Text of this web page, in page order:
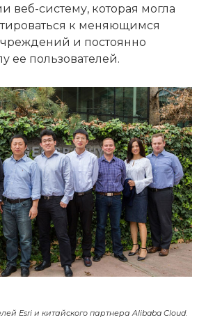
веб-систему, которая могла
к меняющимся
и постоянно
ее пользователей.
Esri и китайского партнера Alibaba Cloud.